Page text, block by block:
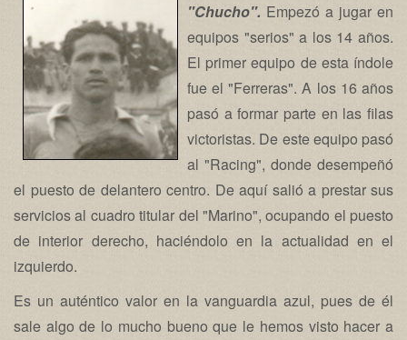
"Chucho". Empezó a jugar en
equipos "serios" a los 14 años.
El primer equipo de esta índole
fue el "Ferreras". A los 16 años
pasó a formar parte en las filas
victoristas. De este equipo pasó
al "Racing", donde desempeñó
el puesto de delantero centro. De aquí salió a prestar sus
servicios al cuadro titular del "Marino", ocupando el puesto
de interior derecho, haciéndolo en la actualidad en el
izquierdo.
Es un auténtico valor en la vanguardia azul, pues de él
sale algo de lo mucho bueno que le hemos visto hacer a